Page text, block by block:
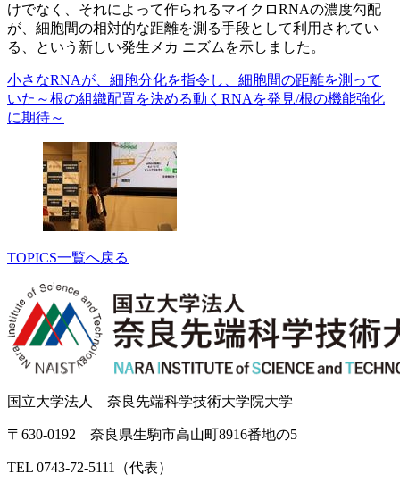
けでなく、それによって作られるマイクロRNAの濃度勾配
が、細胞間の相対的な距離を測る手段として利用されてい
る、という新しい発生メカ ニズムを示しました。
小さなRNAが、細胞分化を指令し、細胞間の距離を測って
いた～根の組織配置を決める動くRNAを発見/根の機能強化
に期待～
TOPICS一覧へ戻る
国立大学法人 奈良先端科学技術大学院大学
〒630-0192 奈良県生駒市高山町8916番地の5
TEL 0743-72-5111（代表）